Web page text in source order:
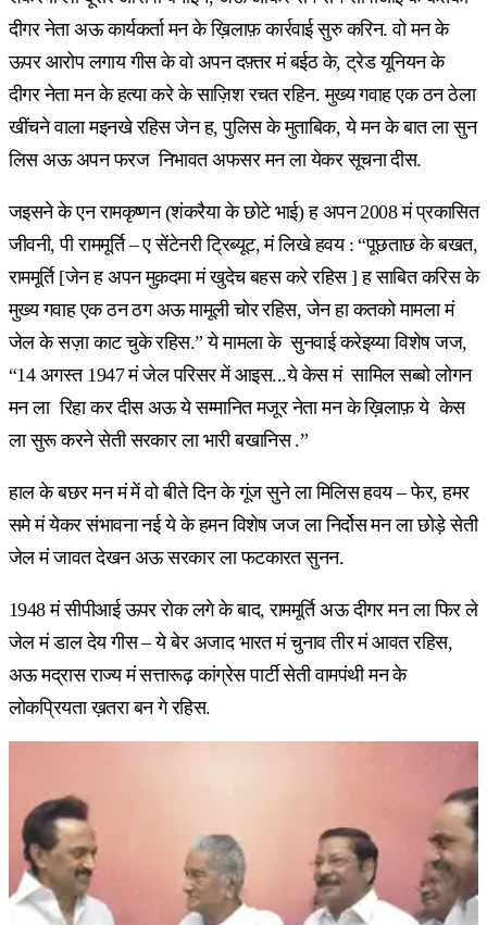
दीगर नेता अऊ कार्यकर्ता मन के ख़िलाफ़ कार्रवाई सुरु करिन. वो मन के
ऊपर आरोप लगाय गीस के वो अपन दफ़्तर मं बईठ के, ट्रेड यूनियन के
दीगर नेता मन के हत्या करे के साज़िश रचत रहिन. मुख्य गवाह एक ठन ठेला
खींचने वाला मइनखे रहिस जेन ह, पुलिस के मुताबिक, ये मन के बात ला सुन
लिस अऊ अपन फरज निभावत अफसर मन ला येकर सूचना दीस.
जइसने के एन रामकृष्णन (शंकरैया के छोटे भाई) ह अपन 2008 मं प्रकासित
जीवनी, पी राममूर्ति – ए सेंटेनरी ट्रिब्यूट, मं लिखे हवय : “पूछताछ के बखत,
राममूर्ति [जेन ह अपन मुक़दमा मं खुदेच बहस करे रहिस ] ह साबित करिस के
मुख्य गवाह एक ठन ठग अऊ मामूली चोर रहिस, जेन हा कतको मामला मं
जेल के सज़ा काट चुके रहिस.” ये मामला के सुनवाई करेइय्या विशेष जज,
“14 अगस्त 1947 मं जेल परिसर में आइस...ये केस मं सामिल सब्बो लोगन
मन ला रिहा कर दीस अऊ ये सम्मानित मजूर नेता मन के ख़िलाफ़ ये केस
ला सुरू करने सेती सरकार ला भारी बखानिस .”
हाल के बछर मन मं में वो बीते दिन के गूंज सुने ला मिलिस हवय – फेर, हमर
समे मं येकर संभावना नई ये के हमन विशेष जज ला निर्दोस मन ला छोड़े सेती
जेल मं जावत देखन अऊ सरकार ला फटकारत सुनन.
1948 मं सीपीआई ऊपर रोक लगे के बाद, राममूर्ति अऊ दीगर मन ला फिर ले
जेल मं डाल देय गीस – ये बेर अजाद भारत मं चुनाव तीर मं आवत रहिस,
अऊ मद्रास राज्य मं सत्तारूढ़ कांग्रेस पार्टी सेती वामपंथी मन के
लोकप्रियता ख़तरा बन गे रहिस.